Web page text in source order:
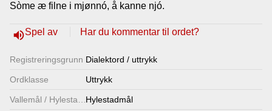
Sòme æ filne i mjønnó, å kanne njó.
volume_upSpel av Har du kommentar til ordet?
Registrerings­grunn Dialektord / uttrykk
Ordklasse Uttrykk
Hylestadmål
Lenkjer
Kontakt